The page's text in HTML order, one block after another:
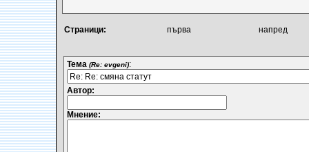
Страници: първа напред
Тема (Re: evgeni):
Автор:
Мнение: